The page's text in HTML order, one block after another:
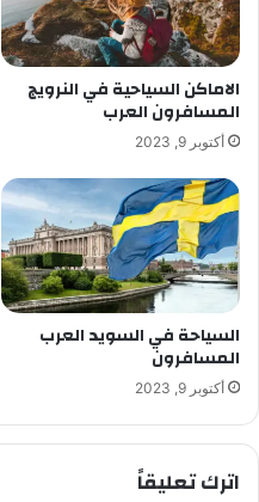
الاماكن السياحية في النرويج
المسافرون العرب
أكتوبر 9, 2023
السياحة في السويد العرب
المسافرون
أكتوبر 9, 2023
اترك تعليقاً